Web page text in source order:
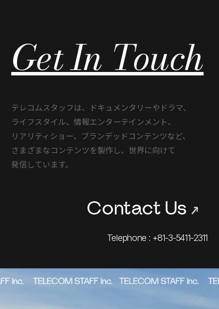
Get In Touch
テレコムスタッフは、 ドキュメンタリーや ドラマ、
ライフスタイル、 情報エンターテインメント、
リアリティショー、 ブランデッドコンテンツなど、
さまざまなコンテンツを製作し、 世界に向けて
発信しています。
Contact Us→
Telephone : +81-3-5411-2311